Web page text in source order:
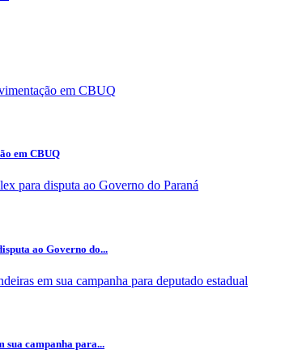
em CBUQ
ao Governo do...
sua campanha para...